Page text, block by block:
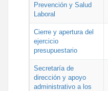
Prevención y Salud
Laboral
Cierre y apertura del
ejercicio
presupuestario
Secretaría de
dirección y apoyo
administrativo a los